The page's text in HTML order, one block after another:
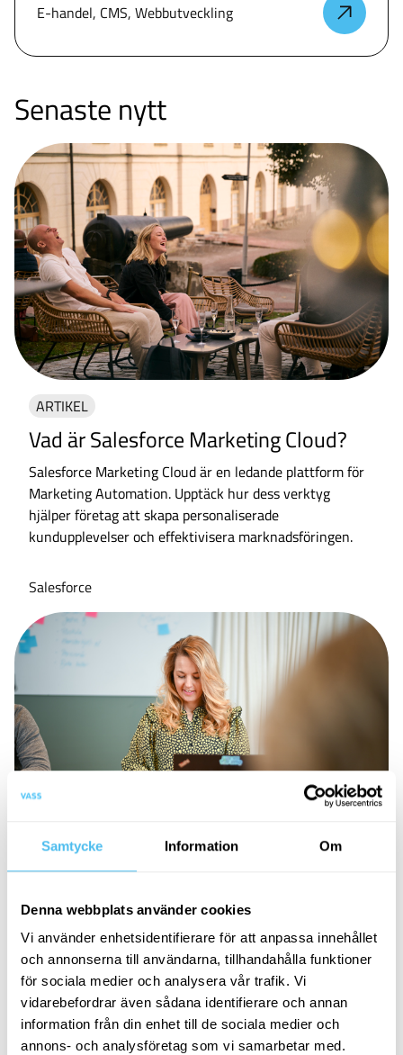
Samtycke Information Om
Denna webbplats använder cookies
Vi använder enhetsidentifierare för att anpassa innehållet
och annonserna till användarna, tillhandahålla funktioner
för sociala medier och analysera vår trafik. Vi
vidarebefordrar även sådana identifierare och annan
information från din enhet till de sociala medier och
annons- och analysföretag som vi samarbetar med.
E-handel, CMS, Webbutveckling
Senaste nytt
ARTIKEL
Vad är Salesforce Marketing Cloud?
Salesforce Marketing Cloud är en ledande plattform för
Marketing Automation. Upptäck hur dess verktyg
hjälper företag att skapa personaliserade
kundupplevelser och effektivisera marknadsföringen.
Salesforce
ARTIKEL
Konsolidera era affärssystem och
SAP-miljöer | Erfarna SAP-konsulter
Splittrad IT-miljö med flera separata affärssystem? Få
bättre datakvalitet, översyn och effektivare processer
genom att samla verksamheten kring en gemensam
plattform.